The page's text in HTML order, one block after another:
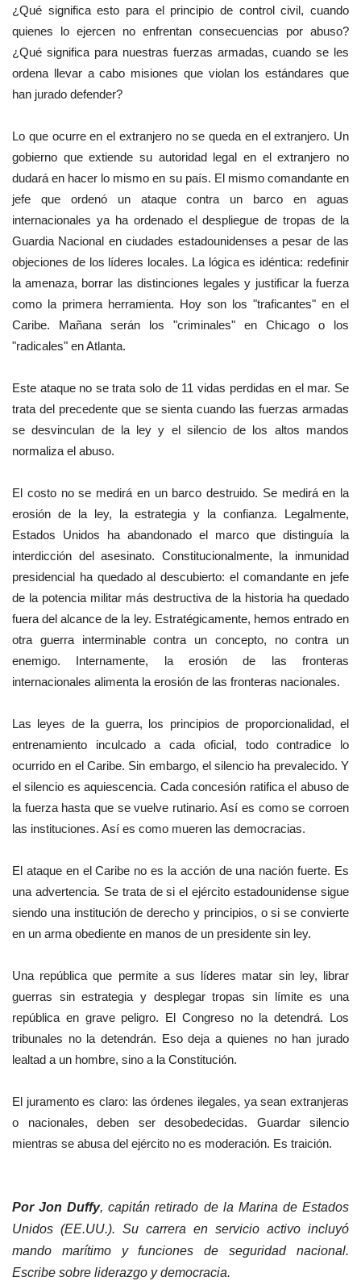
¿Qué significa esto para el principio de control civil, cuando
quienes lo ejercen no enfrentan consecuencias por abuso?
¿Qué significa para nuestras fuerzas armadas, cuando se les
ordena llevar a cabo misiones que violan los estándares que
han jurado defender?
Lo que ocurre en el extranjero no se queda en el extranjero. Un
gobierno que extiende su autoridad legal en el extranjero no
dudará en hacer lo mismo en su país. El mismo comandante en
jefe que ordenó un ataque contra un barco en aguas
internacionales ya ha ordenado el despliegue de tropas de la
Guardia Nacional en ciudades estadounidenses a pesar de las
objeciones de los líderes locales. La lógica es idéntica: redefinir
la amenaza, borrar las distinciones legales y justificar la fuerza
como la primera herramienta. Hoy son los "traficantes" en el
Caribe. Mañana serán los "criminales" en Chicago o los
"radicales" en Atlanta.
Este ataque no se trata solo de 11 vidas perdidas en el mar. Se
trata del precedente que se sienta cuando las fuerzas armadas
se desvinculan de la ley y el silencio de los altos mandos
normaliza el abuso.
El costo no se medirá en un barco destruido. Se medirá en la
erosión de la ley, la estrategia y la confianza. Legalmente,
Estados Unidos ha abandonado el marco que distinguía la
interdicción del asesinato. Constitucionalmente, la inmunidad
presidencial ha quedado al descubierto: el comandante en jefe
de la potencia militar más destructiva de la historia ha quedado
fuera del alcance de la ley. Estratégicamente, hemos entrado en
otra guerra interminable contra un concepto, no contra un
enemigo. Internamente, la erosión de las fronteras
internacionales alimenta la erosión de las fronteras nacionales.
Las leyes de la guerra, los principios de proporcionalidad, el
entrenamiento inculcado a cada oficial, todo contradice lo
ocurrido en el Caribe. Sin embargo, el silencio ha prevalecido. Y
el silencio es aquiescencia. Cada concesión ratifica el abuso de
la fuerza hasta que se vuelve rutinario. Así es como se corroen
las instituciones. Así es como mueren las democracias.
El ataque en el Caribe no es la acción de una nación fuerte. Es
una advertencia. Se trata de si el ejército estadounidense sigue
siendo una institución de derecho y principios, o si se convierte
en un arma obediente en manos de un presidente sin ley.
Una república que permite a sus líderes matar sin ley, librar
guerras sin estrategia y desplegar tropas sin límite es una
república en grave peligro. El Congreso no la detendrá. Los
tribunales no la detendrán. Eso deja a quienes no han jurado
lealtad a un hombre, sino a la Constitución.
El juramento es claro: las órdenes ilegales, ya sean extranjeras
o nacionales, deben ser desobedecidas. Guardar silencio
mientras se abusa del ejército no es moderación. Es traición.
Por Jon Duffy, capitán retirado de la Marina de Estados
Unidos (EE.UU.). Su carrera en servicio activo incluyó
mando marítimo y funciones de seguridad nacional.
Escribe sobre liderazgo y democracia.